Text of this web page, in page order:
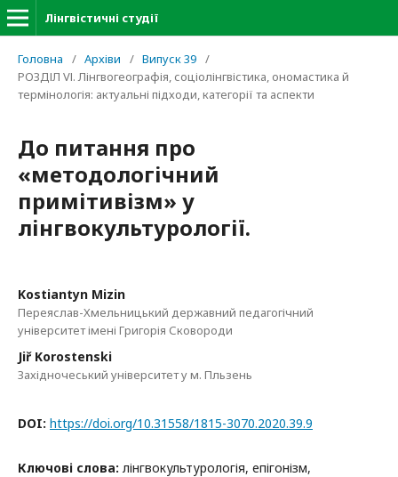
Лінгвістичні студії
Головна / Архіви / Випуск 39 /
РОЗДІЛ VІ. Лінгвогеографія, соціолінгвістика, ономастика й
термінологія: актуальні підходи, категорії та аспекти
До питання про
«методологічний
примітивізм» у
лінгвокультурології.
Kostiantyn Mizin
Переяслав-Хмельницький державний педагогічний
університет імені Григорія Сковороди
Jiř Korostenski
Західночеський університет у м. Пльзень
DOI: https://doi.org/10.31558/1815-3070.2020.39.9
Ключові слова: лінгвокультурологія, епігонізм,